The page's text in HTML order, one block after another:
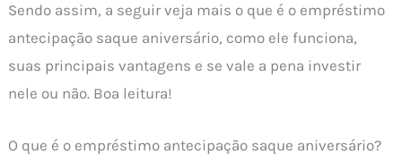
Sendo assim, a seguir veja mais o que é o empréstimo
antecipação saque aniversário, como ele funciona,
suas principais vantagens e se vale a pena investir
nele ou não. Boa leitura!
O que é o empréstimo antecipação saque aniversário?